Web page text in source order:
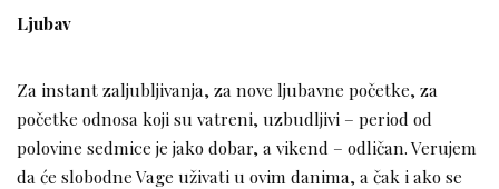
Ljubav
Za instant zaljubljivanja, za nove ljubavne početke, za
početke odnosa koji su vatreni, uzbudljivi – period od
polovine sedmice je jako dobar, a vikend – odličan. Verujem
da će slobodne Vage uživati u ovim danima, a čak i ako se